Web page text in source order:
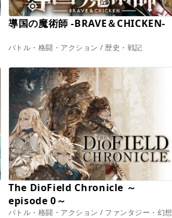
導国の魔術師 -BRAVE＆CHICKEN-
バトル・格闘・アクション / 歴史・戦記
The DioField Chronicle ～
episode 0～
バトル・格闘・アクション / ファンタジー・幻想